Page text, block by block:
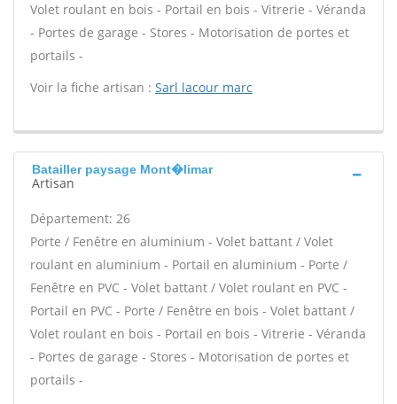
Volet roulant en bois - Portail en bois - Vitrerie - Véranda
- Portes de garage - Stores - Motorisation de portes et
portails -
Voir la fiche artisan : Sarl lacour marc
Batailler paysage Mont�limar
Artisan
Département: 26
Porte / Fenêtre en aluminium - Volet battant / Volet
roulant en aluminium - Portail en aluminium - Porte /
Fenêtre en PVC - Volet battant / Volet roulant en PVC -
Portail en PVC - Porte / Fenêtre en bois - Volet battant /
Volet roulant en bois - Portail en bois - Vitrerie - Véranda
- Portes de garage - Stores - Motorisation de portes et
portails -